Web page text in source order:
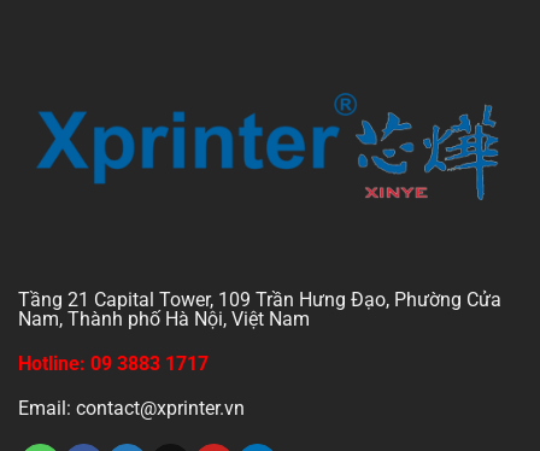
Tầng 21 Capital Tower, 109 Trần Hưng Đạo, Phường Cửa
Nam, Thành phố Hà Nội, Việt Nam
Hotline: 09 3883 1717
Email: contact@xprinter.vn